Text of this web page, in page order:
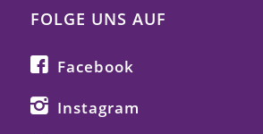
FOLGE UNS AUF
Facebook
Instagram